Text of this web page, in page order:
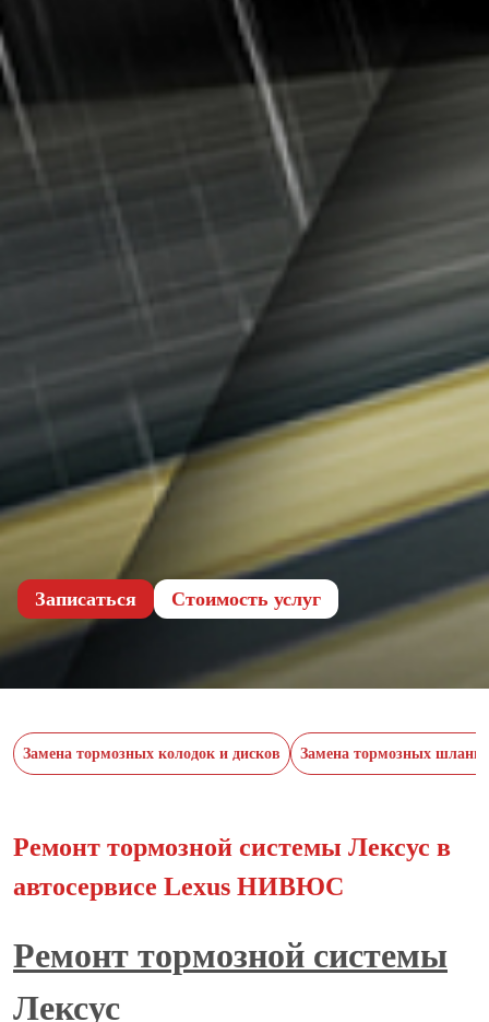
Записаться Cтоимость услуг
Замена тормозных колодок и дисков Замена тормозных
Ремонт тормозной системы Лексус в
автосервисе Lexus НИВЮС
Ремонт тормозной системы
Лексус